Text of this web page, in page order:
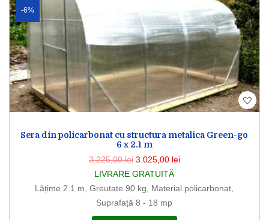
-6%
Sera din policarbonat cu structura metalica Green-go
6 x 2.1 m
3.225,00lei 3.025,00 lei
LIVRARE GRATUITĂ
Lățime 2.1 m, Greutate 90 kg, Material policarbonat,
Suprafață 8 - 18 mp